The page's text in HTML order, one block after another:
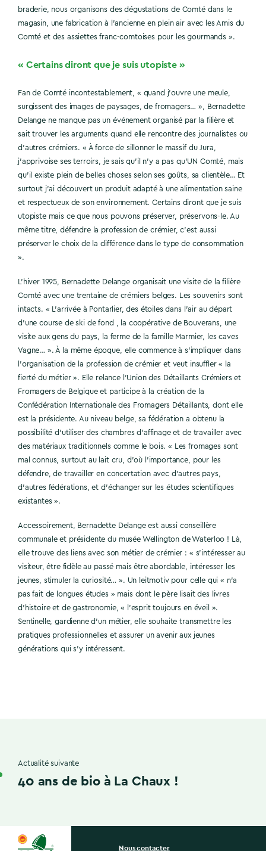
braderie, nous organisons des dégustations de Comté dans le
magasin, une fabrication à l’ancienne en plein air avec les Amis du
Comté et des assiettes franc-comtoises pour les gourmands ».
« Certains diront que je suis utopiste »
Fan de Comté incontestablement, « quand j’ouvre une meule,
surgissent des images de paysages, de fromagers… », Bernadette
Delange ne manque pas un événement organisé par la filière et
sait trouver les arguments quand elle rencontre des journalistes ou
d’autres crémiers. « À force de sillonner le massif du Jura,
j’apprivoise ses terroirs, je sais qu’il n’y a pas qu’UN Comté, mais
qu’il existe plein de belles choses selon ses goûts, sa clientèle… Et
surtout j’ai découvert un produit adapté à une alimentation saine
et respectueux de son environnement. Certains diront que je suis
utopiste mais ce que nous pouvons préserver, préservons-le. Au
même titre, défendre la profession de crémier, c’est aussi
préserver le choix de la différence dans le type de consommation
».
L’hiver 1995, Bernadette Delange organisait une visite de la filière
Comté avec une trentaine de crémiers belges. Les souvenirs sont
intacts. « L’arrivée à Pontarlier, des étoiles dans l’air au départ
d’une course de ski de fond , la coopérative de Bouverans, une
visite aux gens du pays, la ferme de la famille Marmier, les caves
Vagne… ». À la même époque, elle commence à s’impliquer dans
l’organisation de la profession de crémier et veut insuffler « la
fierté du métier ». Elle relance l’Union des Détaillants Crémiers et
Fromagers de Belgique et participe à la création de la
Confédération Internationale des Fromagers Détaillants, dont elle
est la présidente. Au niveau belge, sa fédération a obtenu la
possibilité d’utiliser des chambres d’affinage et de travailler avec
des matériaux traditionnels comme le bois. « Les fromages sont
mal connus, surtout au lait cru, d’où l’importance, pour les
défendre, de travailler en concertation avec d’autres pays,
d’autres fédérations, et d’échanger sur les études scientifiques
existantes ».
Accessoirement, Bernadette Delange est aussi conseillère
communale et présidente du musée Wellington de Waterloo ! Là,
elle trouve des liens avec son métier de crémier : « s’intéresser au
visiteur, être fidèle au passé mais être abordable, intéresser les
jeunes, stimuler la curiosité… ». Un leitmotiv pour celle qui « n’a
pas fait de longues études » mais dont le père lisait des livres
d’histoire et de gastronomie, « l’esprit toujours en éveil ».
Sentinelle, gardienne d’un métier, elle souhaite transmettre les
pratiques professionnelles et assurer un avenir aux jeunes
générations qui s’y intéressent.
Actualité suivante
40 ans de bio à La Chaux !
Nous contacter